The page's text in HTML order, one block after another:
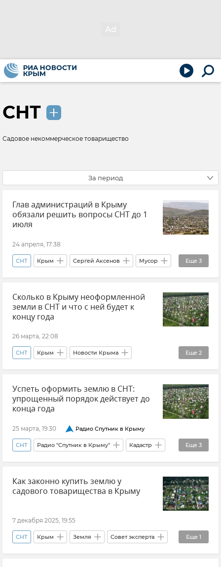
СНТ
Садовое некоммерческое товарищество
За период
Глав администраций в Крыму
обязали решить вопросы СНТ до 1
июля
24 апреля, 17:38
Еще 3
СНТ Крым Сергей Аксенов Мусор
ЖКХ ЖКХ Крыма и Севастополя
Новости Крыма
Сколько в Крыму неоформленной
земли в СНТ и что с ней будет к
концу года
26 марта, 22:08
Еще 2
СНТ Крым Новости Крыма
Совет эксперта Минимущества Крыма
Успеть оформить землю в СНТ:
упрощенный порядок действует до
конца года
25 марта, 19:30 Радио Спутник в Крыму
Еще 3
СНТ Радио "Спутник в Крыму" Кадастр
Недвижимость в Крыму Оформление земли
Новости Крыма
Как законно купить землю у
садового товарищества в Крыму
7 декабря 2025, 19:55
Еще 1
СНТ Крым Земля Совет эксперта
Екатерина Денисова